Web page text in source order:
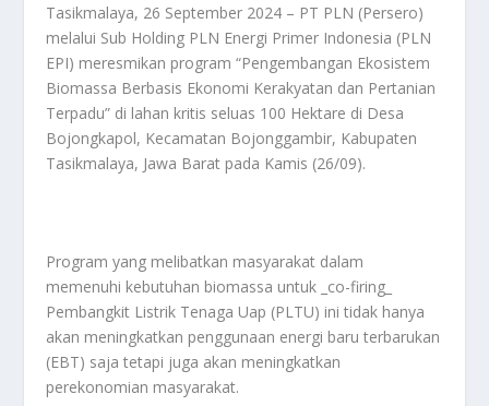
Tasikmalaya, 26 September 2024 – PT PLN (Persero)
melalui Sub Holding PLN Energi Primer Indonesia (PLN
EPI) meresmikan program “Pengembangan Ekosistem
Biomassa Berbasis Ekonomi Kerakyatan dan Pertanian
Terpadu” di lahan kritis seluas 100 Hektare di Desa
Bojongkapol, Kecamatan Bojonggambir, Kabupaten
Tasikmalaya, Jawa Barat pada Kamis (26/09).
Program yang melibatkan masyarakat dalam
memenuhi kebutuhan biomassa untuk _co-firing_
Pembangkit Listrik Tenaga Uap (PLTU) ini tidak hanya
akan meningkatkan penggunaan energi baru terbarukan
(EBT) saja tetapi juga akan meningkatkan
perekonomian masyarakat.